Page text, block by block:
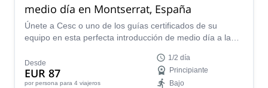
medio día en Montserrat, España
Únete a Cesc o uno de los guías certificados de su
equipo en esta perfecta introducción de medio día a la
queriendo más.
Desde
EUR 87
por persona para 4 viajeros
1/2 día
Principiante
Bajo